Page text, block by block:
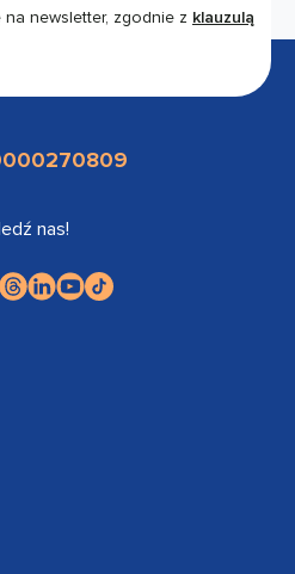
newsletter, zgodnie z klauzulą
nas!